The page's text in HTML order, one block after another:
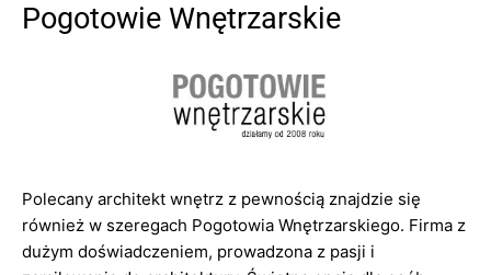
Pogotowie Wnętrzarskie
Polecany architekt wnętrz z pewnością znajdzie się
również w szeregach Pogotowia Wnętrzarskiego. Firma z
dużym doświadczeniem, prowadzona z pasji i